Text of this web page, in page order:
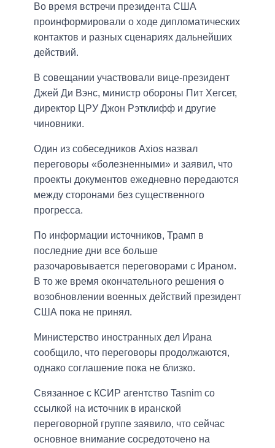
Во время встречи президента США
проинформировали о ходе дипломатических
контактов и разных сценариях дальнейших
действий.
В совещании участвовали вице-президент
Джей Ди Вэнс, министр обороны Пит Хегсет,
директор ЦРУ Джон Рэтклифф и другие
чиновники.
Один из собеседников Axios назвал
переговоры «болезненными» и заявил, что
проекты документов ежедневно передаются
между сторонами без существенного
прогресса.
По информации источников, Трамп в
последние дни все больше
разочаровывается переговорами с Ираном.
В то же время окончательного решения о
возобновлении военных действий президент
США пока не принял.
Министерство иностранных дел Ирана
сообщило, что переговоры продолжаются,
однако соглашение пока не близко.
Связанное с КСИР агентство Tasnim со
ссылкой на источник в иранской
переговорной группе заявило, что сейчас
основное внимание сосредоточено на